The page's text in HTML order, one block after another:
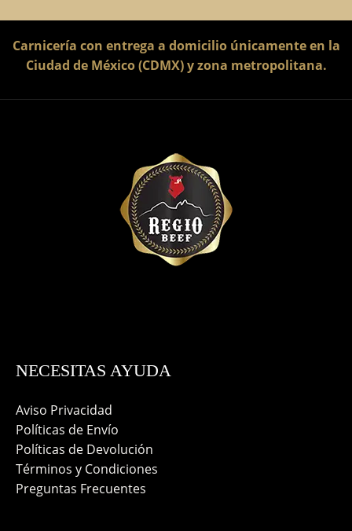
Carnicería con entrega a domicilio únicamente en la
Ciudad de México (CDMX) y zona metropolitana.
NECESITAS AYUDA
Aviso Privacidad
Políticas de Envío
Políticas de Devolución
Términos y Condiciones
Preguntas Frecuentes